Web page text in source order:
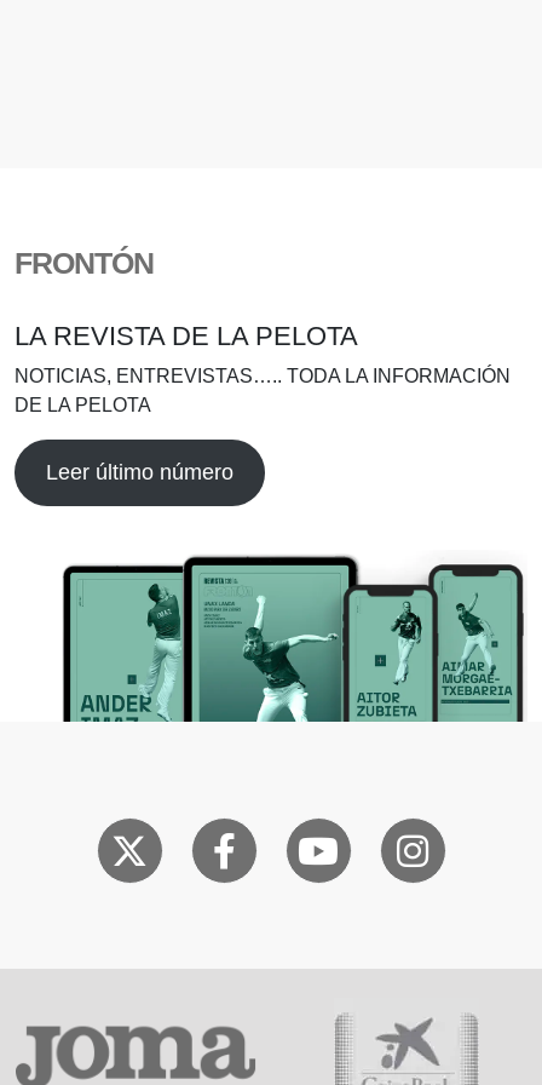
FRONTÓN
LA REVISTA DE LA PELOTA
NOTICIAS, ENTREVISTAS….. TODA LA INFORMACIÓN
DE LA PELOTA
Leer último número